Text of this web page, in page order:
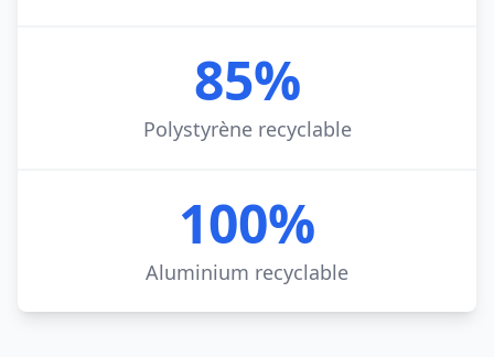
Polystyrène recyclable
85%
Aluminium recyclable
100%